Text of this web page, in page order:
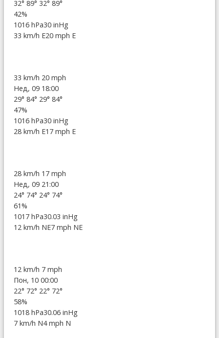
32° 89° 32° 89°
42%
1016 hPa30 inHg
33 km/h E20 mph E
33 km/h 20 mph
Нед, 09 18:00
29° 84° 29° 84°
47%
1016 hPa30 inHg
28 km/h E17 mph E
28 km/h 17 mph
Нед, 09 21:00
24° 74° 24° 74°
61%
1017 hPa30.03 inHg
12 km/h NE7 mph NE
12 km/h 7 mph
Пон, 10 00:00
22° 72° 22° 72°
58%
1018 hPa30.06 inHg
7 km/h N4 mph N